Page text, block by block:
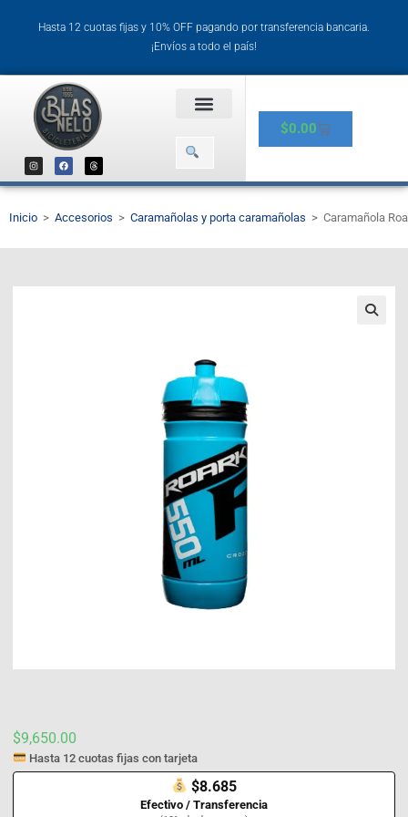
Hasta 12 cuotas fijas y 10% OFF pagando por transferencia bancaria.
¡Envíos a todo el país!
$0.00
Inicio > Accesorios > Caramañolas y porta caramañolas > Caramañola
$9,650.00
Hasta 12 cuotas fijas con tarjeta
$8.685
Efectivo / Transferencia